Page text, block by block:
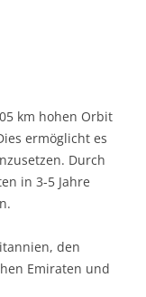
km hohen Orbit
ermöglicht es
Durch
in 3-5 Jahre
den
Emiraten und